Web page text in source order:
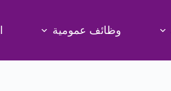
وظائف عمومية